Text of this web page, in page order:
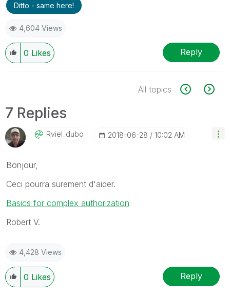
Ditto - same here!
4,604 Views
0 Likes Reply
All topics
7 Replies
Rviel_dubo ‎2018-06-28 10:02 AM
Bonjour,
Ceci pourra surement d'aider.
Basics for complex authorization
Robert V.
4,428 Views
0 Likes Reply